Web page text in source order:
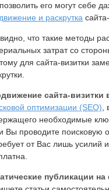
его могут
и раскрутка
что такие методы
затрат со
для сайта-визитки
сайта-визитки
оптимизации (SEO)
необходимые
Вы проводите поисковую
от Вас лишь усилий
публикации